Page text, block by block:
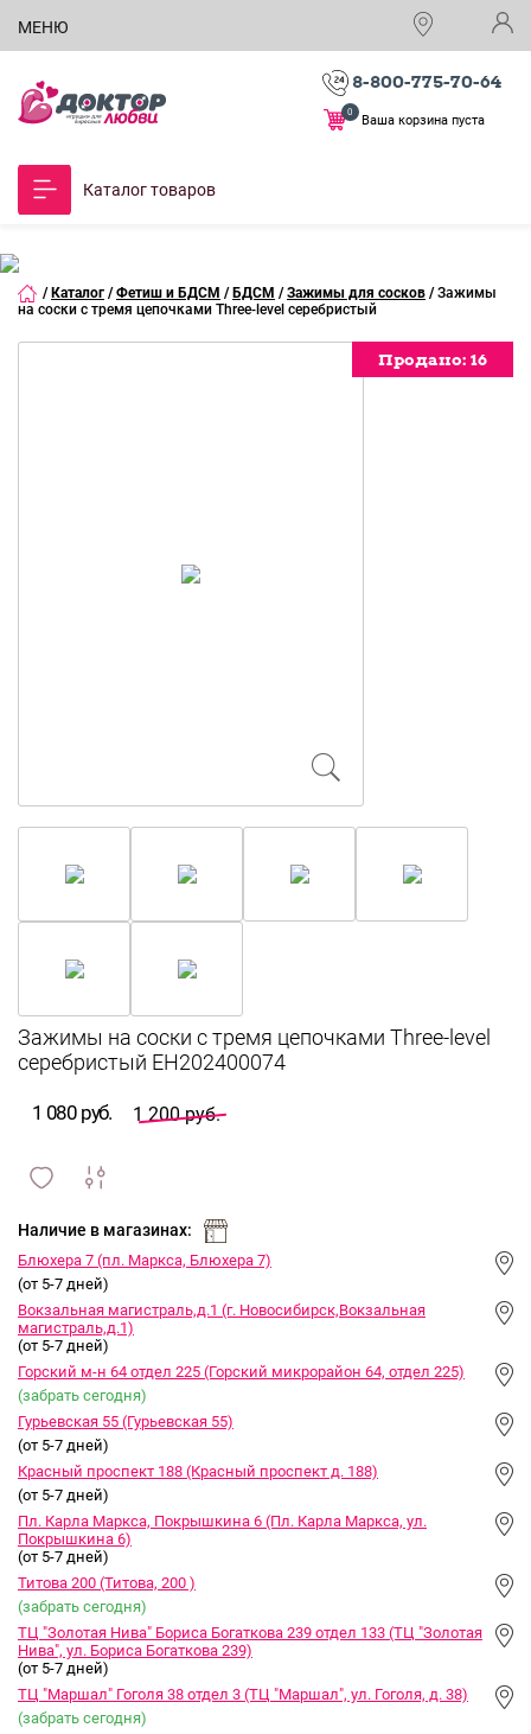
МЕНЮ
8-800-775-70-64
Ваша корзина пуста
0
Каталог товаров
/ Каталог / Фетиш и БДСМ / БДСМ / Зажимы для сосков / Зажимы
на соски с тремя цепочками Three-level серебристый
Продано: 16
Продано: 16
Продано: 16
Продано: 16
Продано: 16
Продано: 16
1 080 руб. 1 200 руб.
и
Наличие в магазинах:
Блюхера 7 (пл. Маркса, Блюхера 7)
(от 5-7 дней)
Вокзальная магистраль,д.1 (г. Новосибирск,Вокзальная
магистраль,д.1)
(от 5-7 дней)
Горский м-н 64 отдел 225 (Горский микрорайон 64, отдел 225)
(забрать сегодня)
Гурьевская 55 (Гурьевская 55)
(от 5-7 дней)
Красный проспект 188 (Красный проспект д. 188)
(от 5-7 дней)
Пл. Карла Маркса, Покрышкина 6 (Пл. Карла Маркса, ул.
Покрышкина 6)
(от 5-7 дней)
Титова 200 (Титова, 200 )
(забрать сегодня)
ТЦ "Золотая Нива" Бориса Богаткова 239 отдел 133 (ТЦ "Золотая
Нива", ул. Бориса Богаткова 239)
(от 5-7 дней)
ТЦ "Маршал" Гоголя 38 отдел 3 (ТЦ "Маршал", ул. Гоголя, д. 38)
(забрать сегодня)